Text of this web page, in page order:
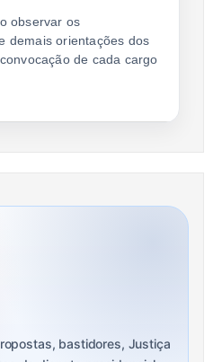
observar os
demais orientações dos
de cada cargo
bastidores, Justiça